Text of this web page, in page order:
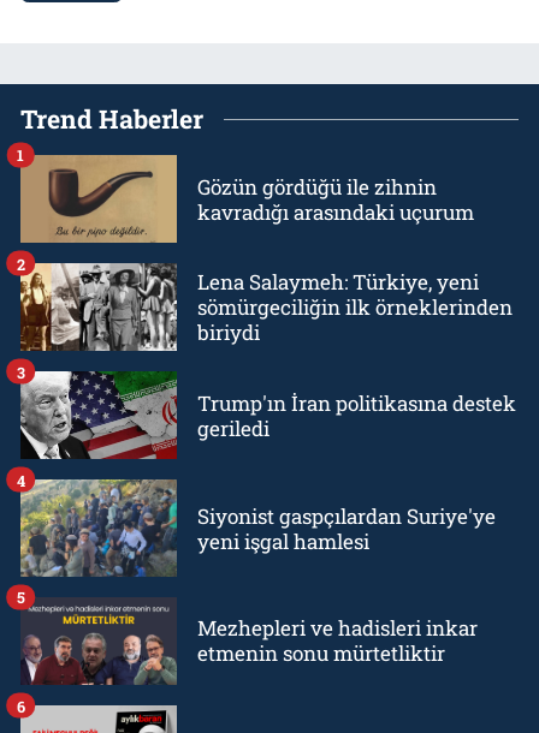
Trend Haberler
Gözün gördüğü ile zihnin
kavradığı arasındaki uçurum
1
Lena Salaymeh: Türkiye, yeni
sömürgeciliğin ilk örneklerinden
biriydi
2
Trump'ın İran politikasına destek
geriledi
3
Siyonist gaspçılardan Suriye'ye
yeni işgal hamlesi
4
Mezhepleri ve hadisleri inkar
etmenin sonu mürtetliktir
5
6